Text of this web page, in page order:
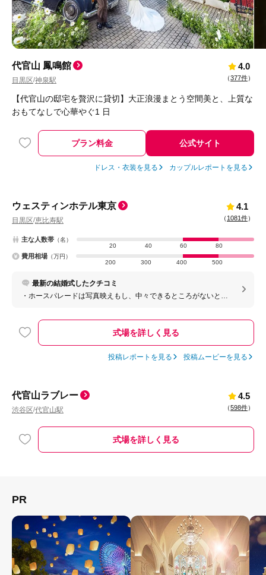
代官山 鳳鳴館
目黒区/神泉駅
4.0
（377件）
【代官山の邸宅を贅沢に貸切】大正浪漫まとう空間美と、上質な
おもてなしで心華やぐ1 日
プラン料金 公式サイト
ドレス・衣装を見る カップルレポートを見る
ウェスティンホテル東京
目黒区/恵比寿駅
4.1
（ 1081件）
主な人数帯 （名）
20
40 60 80
費用相場 （万円）
200
300 400 500
最新の結婚式したクチコミ
・ホースパレードは写真映えもし、中々できるところがないと思
式場を詳しく見る
投稿レポートを見る 投稿ムービーを見る
代官山ラブレー
渋谷区/代官山駅
4.5
（598件）
式場を詳しく見る
PR